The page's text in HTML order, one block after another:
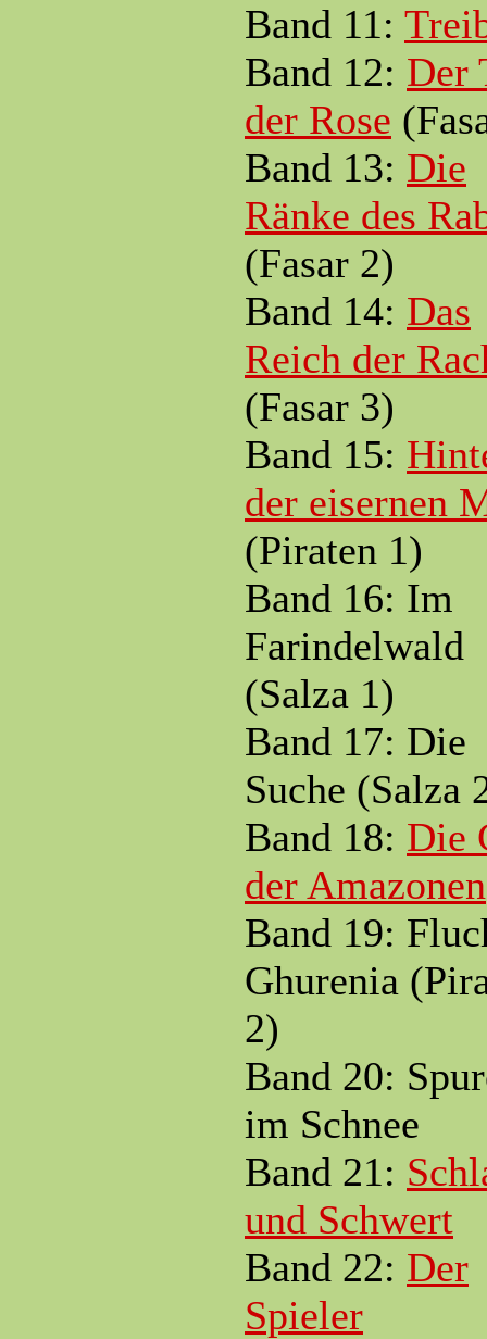
Band 11:
Band 12: Der
der Rose
Band 13: Die
Ränke des
(Fasar 2)
Band 14: Das
Reich der
(Fasar 3)
Band 15:
der eisernen
(Piraten 1)
Band 16: Im
Farindelwald
(Salza 1)
Band 17: Die
Suche (Salza
Band 18: Die
der Amazonen
Band 19:
Ghurenia
2)
Band 20:
im Schnee
Band 21:
und Schwert
Band 22: Der
Spieler